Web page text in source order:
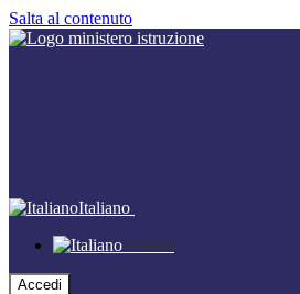
Salta al contenuto
Italiano
Italiano
Accedi